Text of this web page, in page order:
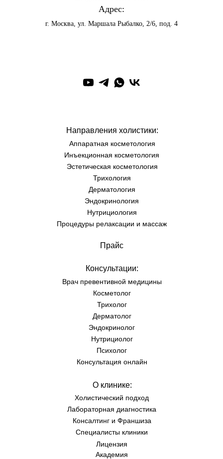
Адрес:
г. Москва, ул. Маршала Рыбалко, 2/6, под. 4
Направления холистики:
О клинике:
Консультации:
Эстетическая косметология
Врач превентивной медицины
Косметолог
Трихолог
Дерматолог
Эндокринолог
Нутрициолог
Психолог
Консультация онлайн
Холистический подход
Лабораторная диагностика
Консалтинг и Франшиза
Специалисты клиники
Процедуры релаксации и массаж
Нутрициология
Эндокринология
Дерматология
Трихология
Инъекционная косметология
Аппаратная косметология
Прайс
Лицензия
Академия